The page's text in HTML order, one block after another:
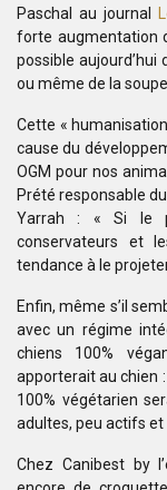
Paschal au journal
forte augmentation
possible aujourd’hui
ou même de la
Cette «
cause du
OGM pour nos
Prété responsable
Yarrah : « Si le
conservateurs et
tendance à le
Enfin, même s’il
avec un régime
chiens 100%
apporterait au chien :
100% végétarien
adultes, peu actifs
Chez Canibest by